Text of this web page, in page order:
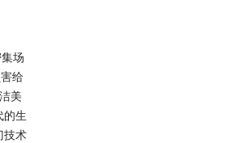
场
给
美
的生
技术